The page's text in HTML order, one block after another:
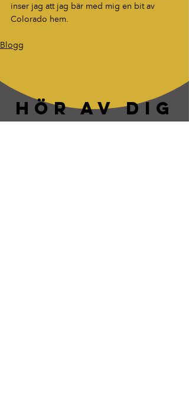
inser jag att jag bär med mig en bit av
Colorado hem.
Blogg
HÖR AV DIG